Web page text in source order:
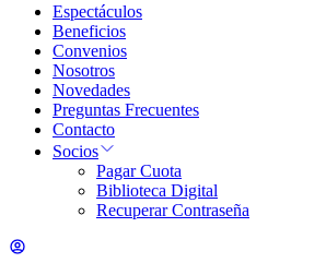
Espectáculos
Beneficios
Convenios
Nosotros
Novedades
Preguntas Frecuentes
Contacto
Socios
Pagar Cuota
Biblioteca Digital
Recuperar Contraseña